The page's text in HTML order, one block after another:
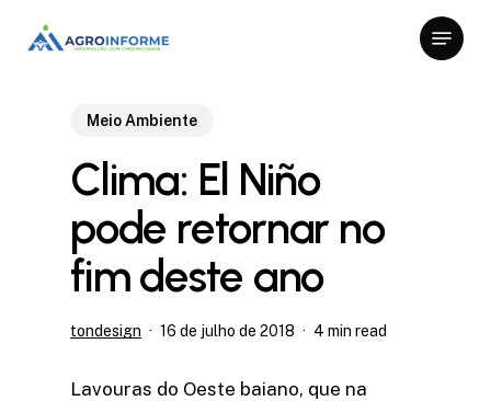
Menu
Meio Ambiente
Clima: El Niño
pode retornar no
fim deste ano
tondesign 16 de julho de 2018 4 min read
Lavouras do Oeste baiano, que na